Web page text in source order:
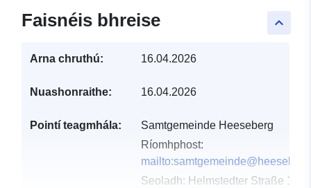
keyboard_arrow_up
Faisnéis bhreise
Arna chruthú: 16.04.2026
Nuashonraithe: 16.04.2026
Pointí teagmhála:
Samtgemeinde Heeseberg
Ríomhphost:
Seoladh: Helmstedter Straße 17,